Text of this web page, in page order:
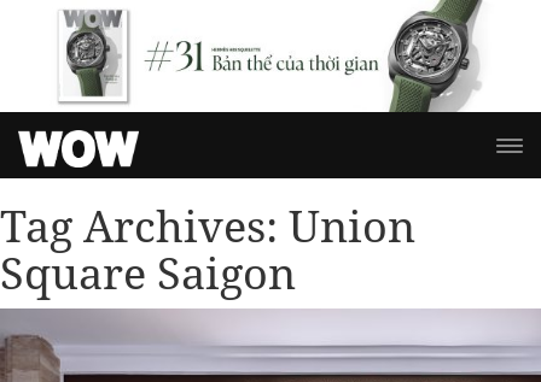
Tag Archives: Union
Square Saigon